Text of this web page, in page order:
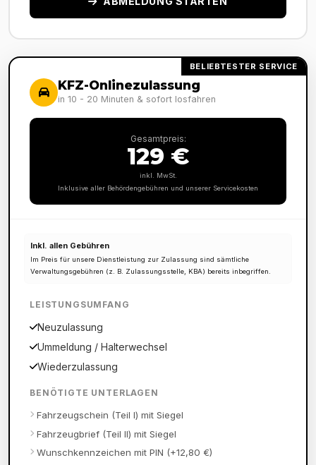
BELIEBTESTER SERVICE
KFZ-Onlinezulassung
in 10 - 20 Minuten & sofort losfahren
Gesamtpreis:
129 €
inkl. MwSt.
Inklusive aller Behördengebühren und unserer Servicekosten
Inkl. allen Gebühren
Im Preis für unsere Dienstleistung zur Zulassung sind sämtliche
Verwaltungsgebühren (z. B. Zulassungsstelle, KBA) bereits inbegriffen.
LEISTUNGSUMFANG
Neuzulassung
Ummeldung / Halterwechsel
Wiederzulassung
BENÖTIGTE UNTERLAGEN
Fahrzeugschein (Teil I) mit Siegel
Fahrzeugbrief (Teil II) mit Siegel
Wunschkennzeichen mit PIN (+12,80 €)